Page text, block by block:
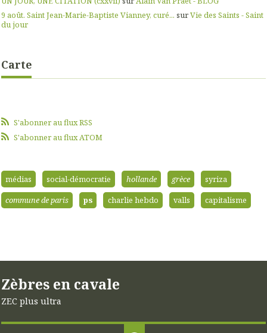
9 août. Saint Jean-Marie-Baptiste Vianney, curé... surVie des Saints - Saint
du jour
Carte
S'abonner au flux RSS
S'abonner au flux ATOM
médias social-démocratie hollande grèce
syriza
commune de paris
ps charlie hebdo valls capitalisme
Zèbres en cavale
ZEC plus ultra